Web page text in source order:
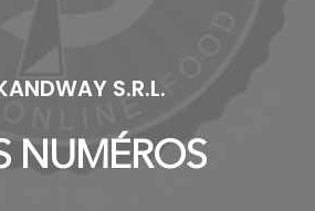
S.R.L.
NUMÉROS